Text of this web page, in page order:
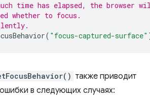
time has elapsed, the browser
whether to focus.
( "focus-captured-surface"
также приводит
в следующих случаях: